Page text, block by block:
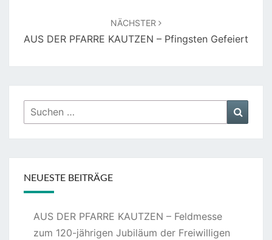
NÄCHSTER
AUS DER PFARRE KAUTZEN – Pfingsten Gefeiert
Suchen
nach:
NEUESTE BEITRÄGE
AUS DER PFARRE KAUTZEN – Feldmesse
zum 120-jährigen Jubiläum der Freiwilligen